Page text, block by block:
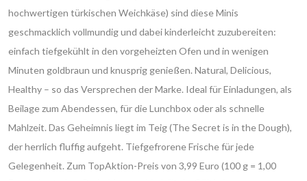
hochwertigen türkischen Weichkäse) sind diese Minis
geschmacklich vollmundig und dabei kinderleicht zuzubereiten:
einfach tiefgekühlt in den vorgeheizten Ofen und in wenigen
Minuten goldbraun und knusprig genießen. Natural, Delicious,
Healthy – so das Versprechen der Marke. Ideal für Einladungen, als
Beilage zum Abendessen, für die Lunchbox oder als schnelle
Mahlzeit. Das Geheimnis liegt im Teig (The Secret is in the Dough),
der herrlich fluffig aufgeht. Tiefgefrorene Frische für jede
Gelegenheit. Zum TopAktion-Preis von 3,99 Euro (100 g = 1,00